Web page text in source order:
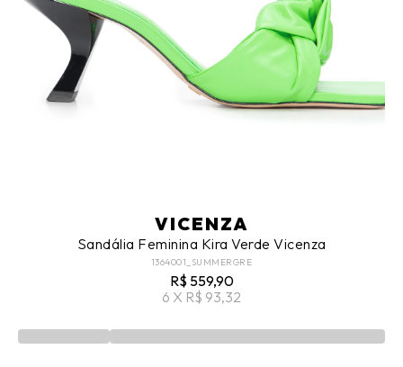
VICENZA
Sandália Feminina Kira Verde Vicenza
1364001_SUMMERGRE
R$ 559,90
6 X R$ 93,32